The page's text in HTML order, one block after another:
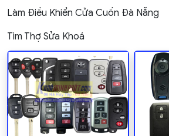
Làm Điều Khiển Cửa Cuốn Đà Nẵng
Tìm Thợ Sửa Khoá